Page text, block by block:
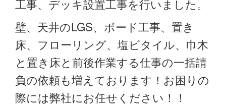
壁、天井のLGS、ボード工事、置き
床、フローリング、塩ビタイル、巾木
と置き床と前後作業する仕事の一括請
負の依頼も増えております！お困りの
際には弊社にお任せください！！